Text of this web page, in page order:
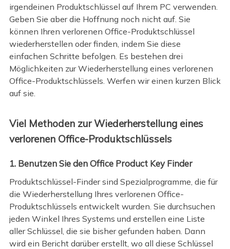
irgendeinen Produktschlüssel auf Ihrem PC verwenden.
Geben Sie aber die Hoffnung noch nicht auf. Sie
können Ihren verlorenen Office-Produktschlüssel
wiederherstellen oder finden, indem Sie diese
einfachen Schritte befolgen. Es bestehen drei
Möglichkeiten zur Wiederherstellung eines verlorenen
Office-Produktschlüssels. Werfen wir einen kurzen Blick
auf sie.
Viel Methoden zur Wiederherstellung eines
verlorenen Office-Produktschlüssels
1. Benutzen Sie den Office Product Key Finder
Produktschlüssel-Finder sind Spezialprogramme, die für
die Wiederherstellung Ihres verlorenen Office-
Produktschlüssels entwickelt wurden. Sie durchsuchen
jeden Winkel Ihres Systems und erstellen eine Liste
aller Schlüssel, die sie bisher gefunden haben. Dann
wird ein Bericht darüber erstellt, wo all diese Schlüssel